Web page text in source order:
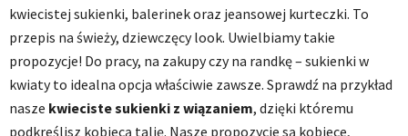
kwiecistej sukienki, balerinek oraz jeansowej kurteczki. To
przepis na świeży, dziewczęcy look. Uwielbiamy takie
propozycje! Do pracy, na zakupy czy na randkę – sukienki w
kwiaty to idealna opcja właściwie zawsze. Sprawdź na przykład
nasze kwieciste sukienki z wiązaniem, dzięki któremu
podkreślisz kobiecą talię. Nasze propozycje są kobiece,